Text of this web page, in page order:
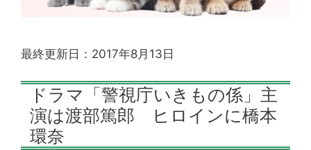
最終更新日：2017年8月13日
ドラマ「警視庁いきもの係」主
演は渡部篤郎 ヒロインに橋本
環奈